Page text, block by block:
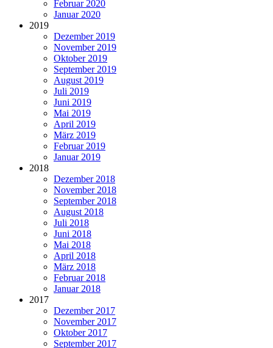
Februar 2020
Januar 2020
2019
Dezember 2019
November 2019
Oktober 2019
September 2019
August 2019
Juli 2019
Juni 2019
Mai 2019
April 2019
März 2019
Februar 2019
Januar 2019
2018
Dezember 2018
November 2018
September 2018
August 2018
Juli 2018
Juni 2018
Mai 2018
April 2018
März 2018
Februar 2018
Januar 2018
2017
Dezember 2017
November 2017
Oktober 2017
September 2017